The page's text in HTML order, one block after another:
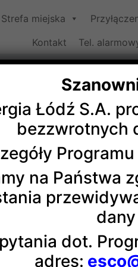
Strefa miejska
Kontakt
Tel.
sportowa w
wydarzenia była
Krzysztofa Habury,
współpracy z
Sportowej Akademii
Łódź S.A.
bezzwrotnych
na Państwa
dot.
adres: